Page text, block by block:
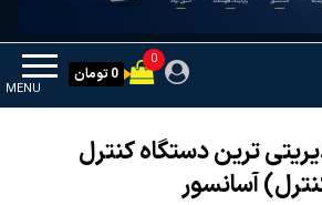
MENU
0
0 تومان
ترین دستگاه کنترل
آسانسور